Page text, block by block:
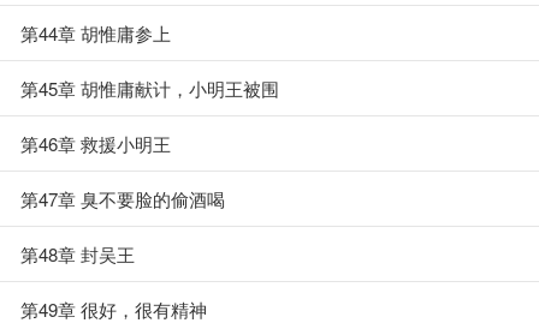
第44章 胡惟庸参上
第45章 胡惟庸献计，小明王被围
第46章 救援小明王
第47章 臭不要脸的偷酒喝
第48章 封吴王
第49章 很好，很有精神